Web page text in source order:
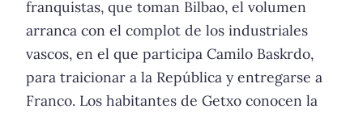
franquistas, que toman Bilbao, el volumen
arranca con el complot de los industriales
vascos, en el que participa Camilo Baskrdo,
para traicionar a la República y entregarse a
Franco. Los habitantes de Getxo conocen la